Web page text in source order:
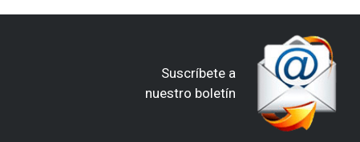
Suscríbete a
nuestro boletín